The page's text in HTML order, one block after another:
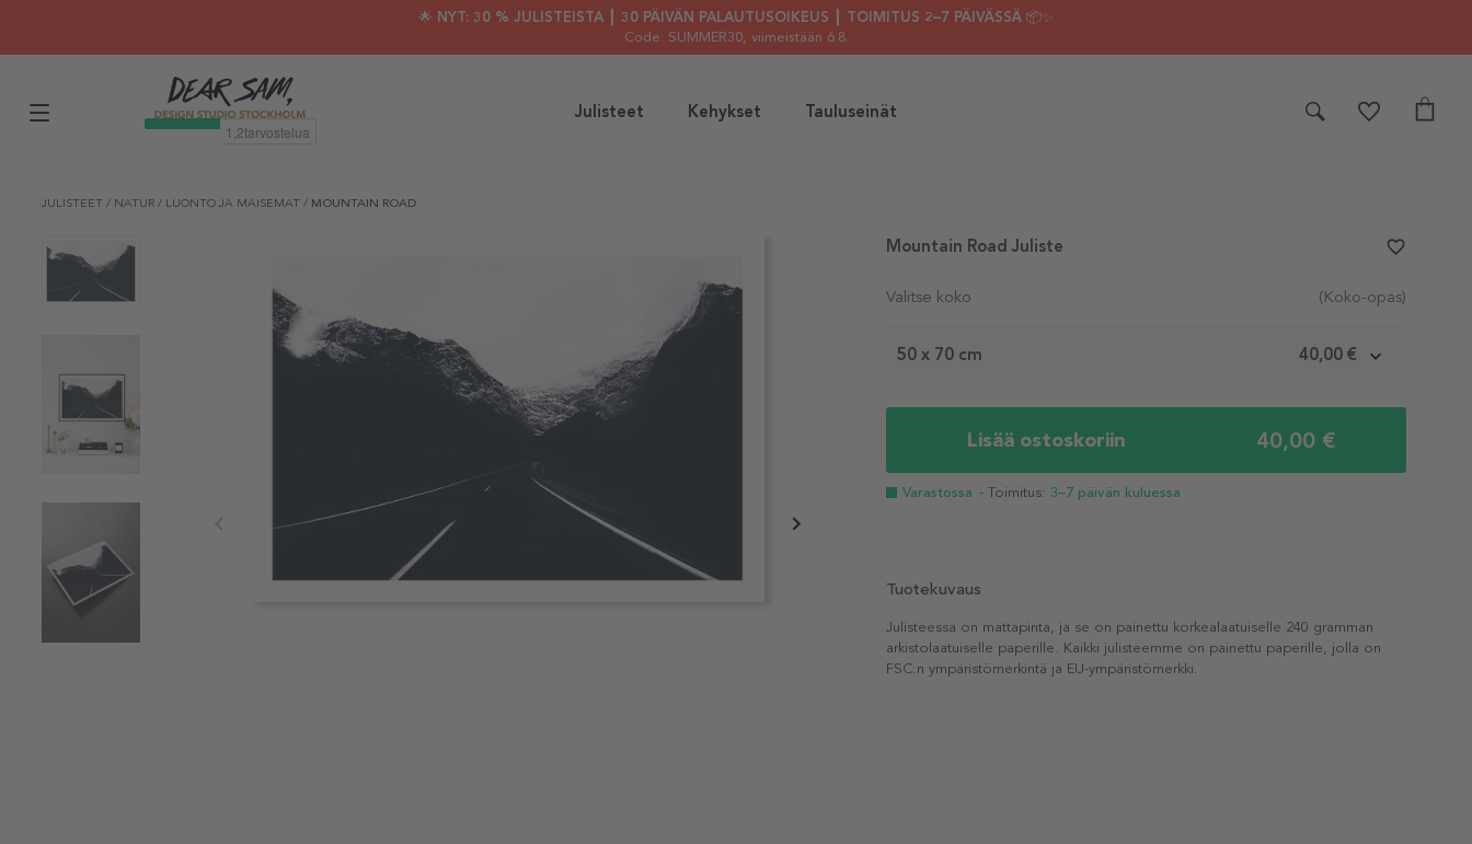
🌟 NYT: 30 % JULISTEISTA ┃ 30 PÄIVÄN PALAUTUSOIKEUS ┃ TOIMITUS 2–7 PÄIVÄSSÄ 📦✨
Code: SUMMER30, viimeistään 6.8.
Julisteet Kehykset Tauluseinät
JULISTEET / NATUR / LUONTO JA MAISEMAT / MOUNTAIN ROAD
Valitse koko (Koko-opas)
50 x 70 cm 40,00 €
Lisää ostoskoriin 40,00 €
Varastossa - Toimitus: 3–7 päivän kuluessa
Mountain Road Juliste favorite_border
Tuotekuvaus
Julisteessa on mattapinta, ja se on painettu korkealaatuiselle 240 gramman
arkistolaatuiselle paperille. Kaikki julisteemme on painettu paperille, jolla on
FSC:n ympäristömerkintä ja EU-ympäristömerkki.